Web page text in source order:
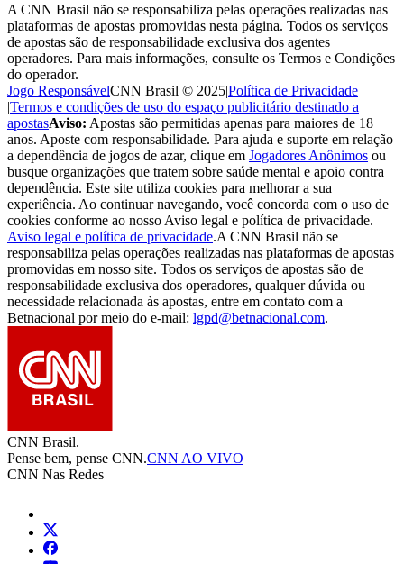
A CNN Brasil não se responsabiliza pelas operações realizadas nas
plataformas de apostas promovidas nesta página. Todos os serviços
de apostas são de responsabilidade exclusiva dos agentes
operadores. Para mais informações, consulte os Termos e Condições
do operador.
Jogo ResponsávelCNN Brasil © 2025|Política de Privacidade
|Termos e condições de uso do espaço publicitário destinado a
apostasAviso: Apostas são permitidas apenas para maiores de 18
anos. Aposte com responsabilidade. Para ajuda e suporte em relação
a dependência de jogos de azar, clique em Jogadores Anônimos ou
busque organizações que tratem sobre saúde mental e apoio contra
dependência. Este site utiliza cookies para melhorar a sua
experiência. Ao continuar navegando, você concorda com o uso de
cookies conforme ao nosso Aviso legal e política de privacidade.
Aviso legal e política de privacidade.A CNN Brasil não se
responsabiliza pelas operações realizadas nas plataformas de apostas
promovidas em nosso site. Todos os serviços de apostas são de
responsabilidade exclusiva dos operadores, qualquer dúvida ou
necessidade relacionada às apostas, entre em contato com a
Betnacional por meio do e-mail: lgpd@betnacional.com.
CNN Brasil.
Pense bem, pense CNN.CNN AO VIVO
CNN Nas Redes